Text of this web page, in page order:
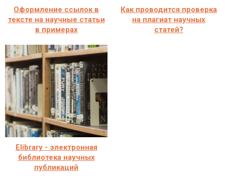
Оформление ссылок в
тексте на научные статьи
в примерах
Как проводится проверка
на плагиат научных
статей?
Elibrary - электронная
библиотека научных
публикаций